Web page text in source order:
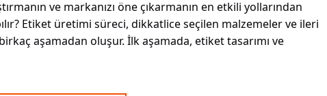
ve markanızı öne çıkarmanın en etkili yollarından
Etiket üretimi süreci, dikkatlice seçilen malzemeler ve ileri
aşamadan oluşur. İlk aşamada, etiket tasarımı ve